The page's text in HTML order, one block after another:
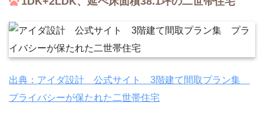
出典：アイダ設計 公式サイト 3階建て間取プラン集
プライバシーが保たれた二世帯住宅